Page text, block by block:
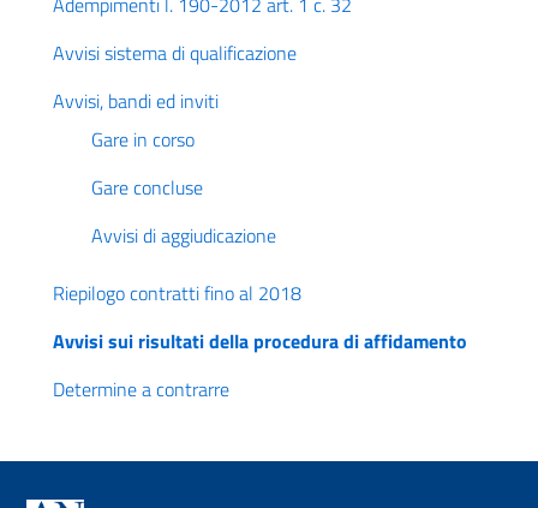
Avvisi sistema di qualificazione
Avvisi, bandi ed inviti
Gare in corso
Gare concluse
Avvisi di aggiudicazione
Riepilogo contratti fino al 2018
Avvisi sui risultati della procedura di affidamento
Determine a contrarre